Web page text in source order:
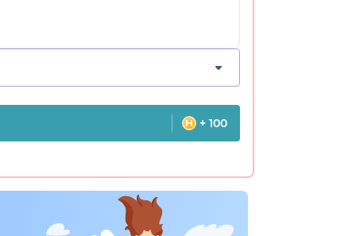
+ 100